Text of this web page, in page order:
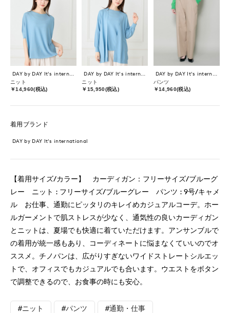
ニット
￥14,960(税込)
ニット
￥15,950(税込)
パンツ
￥14,960(税込)
着用ブランド
DAY by DAY It's international
【着用サイズ/カラー】 カーディガン：フリーサイズ/ブルーグ
レー ニット : フリーサイズ/ブルーグレー パンツ : 9号/キャメ
ル お仕事、通勤にピッタリのキレイめカジュアルコーデ。ホー
ルガーメントで肌ストレスが少なく、通気性の良いカーディガン
とニットは、夏場でも快適に着ていただけます。アンサンブルで
の着用が統一感もあり、コーディネートに悩まなくていいのでオ
ススメ。チノパンは、広がりすぎないワイドストレートシルエッ
トで、オフィスでもカジュアルでも合います。ウエストをボタン
で調整できるので、お食事の時にも安心。
#ニット #パンツ #通勤・仕事